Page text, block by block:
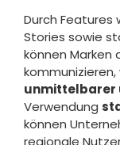
Durch
Stories sowie
können Marken
unmittelbarer
Verwendung
können
regionale